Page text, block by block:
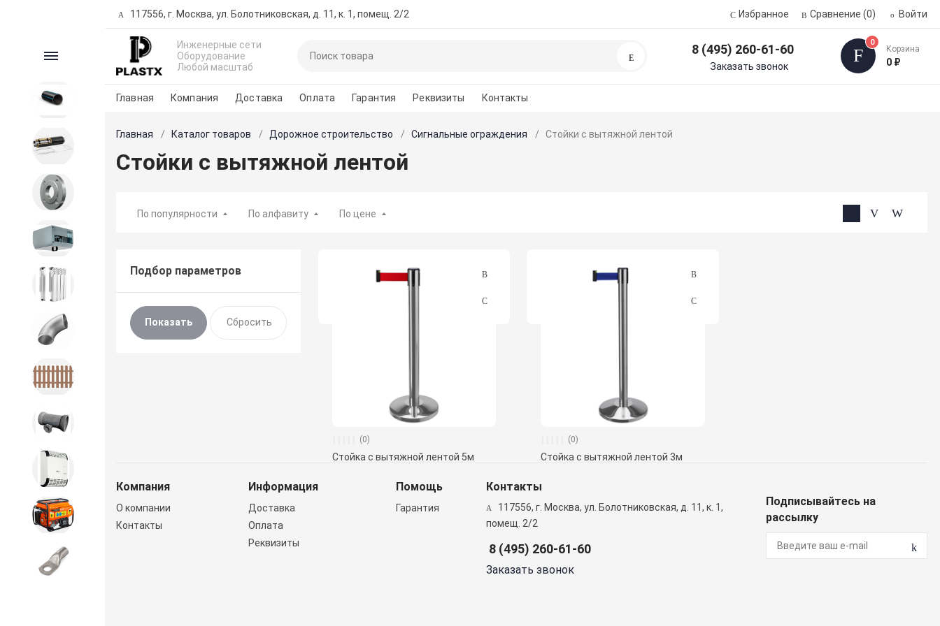
117556, г. Москва, ул. Болотниковская, д. 11, к. 1, помещ. 2/2 Избранное Сравнение (0) Войти
Инженерные сети
Оборудование
Любой масштаб
Поиск 8 (495) 260-61-60
Заказать звонок
0
Корзина
0 ₽
Главная Компания Доставка Оплата Гарантия Реквизиты Контакты
Каталог
ПНД продукция
Внутренние сети водо-
теплоснабжения
Детали трубопроводов и
Строительное оборудование
и силовая техника
Главная Каталог товаров Дорожное строительство Сигнальные ограждения Стойки с вытяжной лентой
Стойки с вытяжной лентой
По популярности По алфавиту По цене
Подбор параметров
(0)
Стойка с вытяжной лентой 5м
(0)
Стойка с вытяжной лентой 3м
Компания
О компании
Контакты
Информация
Доставка
Оплата
Реквизиты
Помощь
Гарантия
Контакты
117556, г. Москва, ул. Болотниковская, д. 11, к. 1,
помещ. 2/2
8 (495) 260-61-60
Заказать звонок
Подписывайтесь на
рассылку